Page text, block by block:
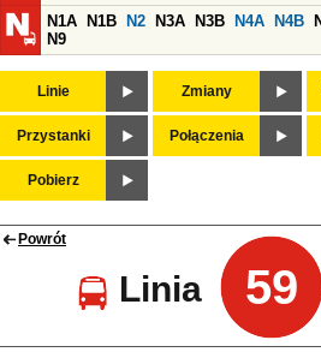
N1A
N1B N2 N3A N3B N4A N4B
N9
Linie Zmiany
Przystanki Połączenia
Pobierz
Powrót
Linia 59